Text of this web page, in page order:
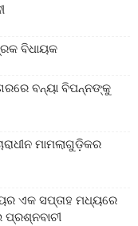
ବିଧାୟକ
ବନ୍ୟା ବିପନ୍ନଙ୍କୁ
ମାମଲାଗୁଡ଼ିକର
ଏକ ସପ୍ତାହ ମଧ୍ୟରେ
ପ୍ରଶ୍ନବାଚୀ